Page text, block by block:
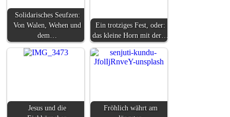
Solidarisches Seufzen:
Von Walen, Wehen und
dem…
Ein trotziges Fest, oder:
das kleine Horn mit der…
Jesus und die
Fröhlich währt am